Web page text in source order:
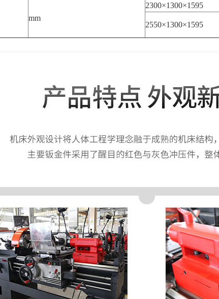
mm
2300×1300×1595
2550×1300×1595